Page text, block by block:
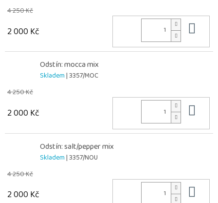
4 250 Kč
2 000 Kč
Odstín: mocca mix
Skladem| 3357/MOC
4 250 Kč
2 000 Kč
Odstín: salt/pepper mix
Skladem| 3357/NOU
4 250 Kč
2 000 Kč